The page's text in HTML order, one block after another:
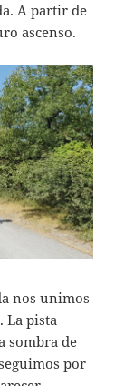
A partir de
ascenso.
nos unimos
La pista
sombra de
por